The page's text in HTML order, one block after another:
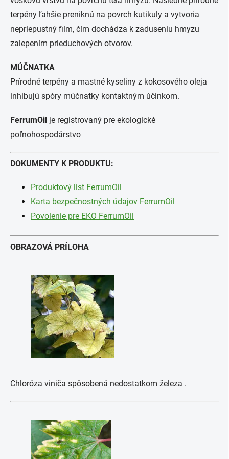
terpény ľahšie preniknú na povrch kutikuly a vytvoria
nepriepustný film, čím dochádza k zaduseniu hmyzu
zalepením prieduchových otvorov.
MÚČNATKA
Prírodné terpény a mastné kyseliny z kokosového oleja
inhibujú spóry múčnatky kontaktným účinkom.
FerrumOil je registrovaný pre ekologické
poľnohospodárstvo
DOKUMENTY K PRODUKTU:
Produktový list FerrumOil
Karta bezpečnostných údajov FerrumOil
Povolenie pre EKO FerrumOil
OBRAZOVÁ PRÍLOHA
Chloróza viniča spôsobená nedostatkom železa .